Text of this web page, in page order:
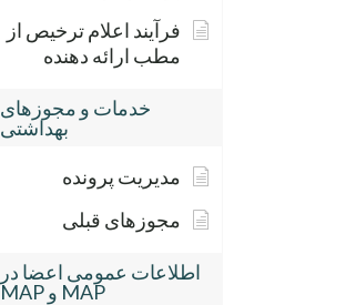
فرآیند اعلام ترخیص از
مطب ارائه دهنده
خدمات و مجوزهای
بهداشتی
مدیریت پرونده
مجوزهای قبلی
اطلاعات عمومی اعضا در
MAP و MAP